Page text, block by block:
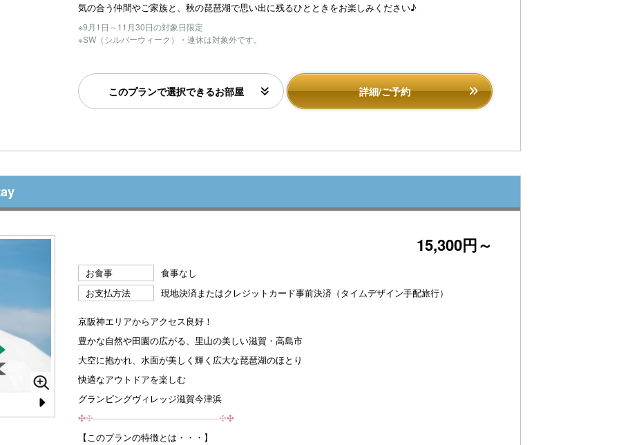
気の合う仲間やご家族と、秋の琵琶湖で思い出に残るひとときをお楽しみください♪
※9月1日～11月30日の対象日限定
※SW（シルバーウィーク）・連休は対象外です。
詳細/ご予約
このプランで選択できるお部屋
N
15,300円～
お食事
食事なし
お支払方法
現地決済またはクレジットカード事前決済（タイムデザイン手配旅行）
京阪神エリアからアクセス良好！
豊かな自然や田園の広がる、里山の美しい滋賀・高島市
大空に抱かれ、水面が美しく輝く広大な琵琶湖のほとり
快適なアウトドアを楽しむ
グランピングヴィレッジ滋賀今津浜
✣✣­­–­­–­­–­­–­­–­­–­­–­­–­­–­­–­­–­­–­­–­­–­­–­­–­­–­­–­­–­­–­­–­­–­­–­­–­­–­­–✣✣
【このプランの特徴とは・・・】